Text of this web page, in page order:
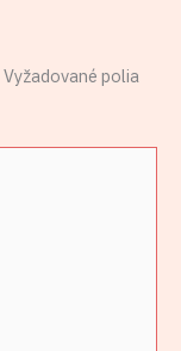
Vyžadované polia